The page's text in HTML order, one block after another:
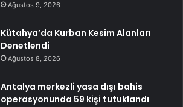
Ağustos 9, 2026
Kütahya’da Kurban Kesim Alanları
Denetlendi
Ağustos 8, 2026
Antalya merkezli yasa dışı bahis
operasyonunda 59 kişi tutuklandı